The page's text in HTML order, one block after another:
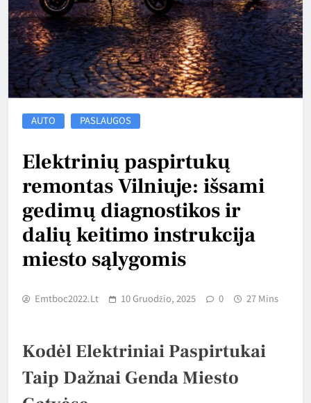
AUTO PASLAUGOS
Elektrinių paspirtukų
remontas Vilniuje: išsami
gedimų diagnostikos ir
dalių keitimo instrukcija
miesto sąlygomis
Emtboc2022.lt 10 Gruodžio, 2025 0 27 Mins
Kodėl Elektriniai Paspirtukai
Taip Dažnai Genda Miesto